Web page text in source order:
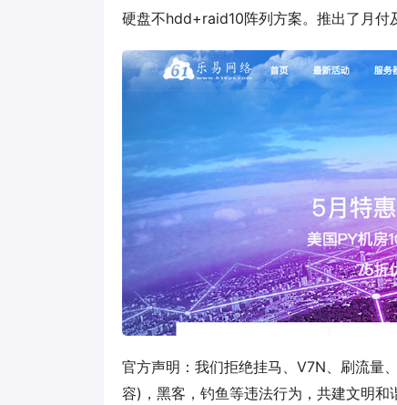
硬盘不hdd+raid10阵列方案。推出了月付
官方声明：我们拒绝挂马、V7N、刷流量
容)，黑客，钓鱼等违法行为，共建文明和